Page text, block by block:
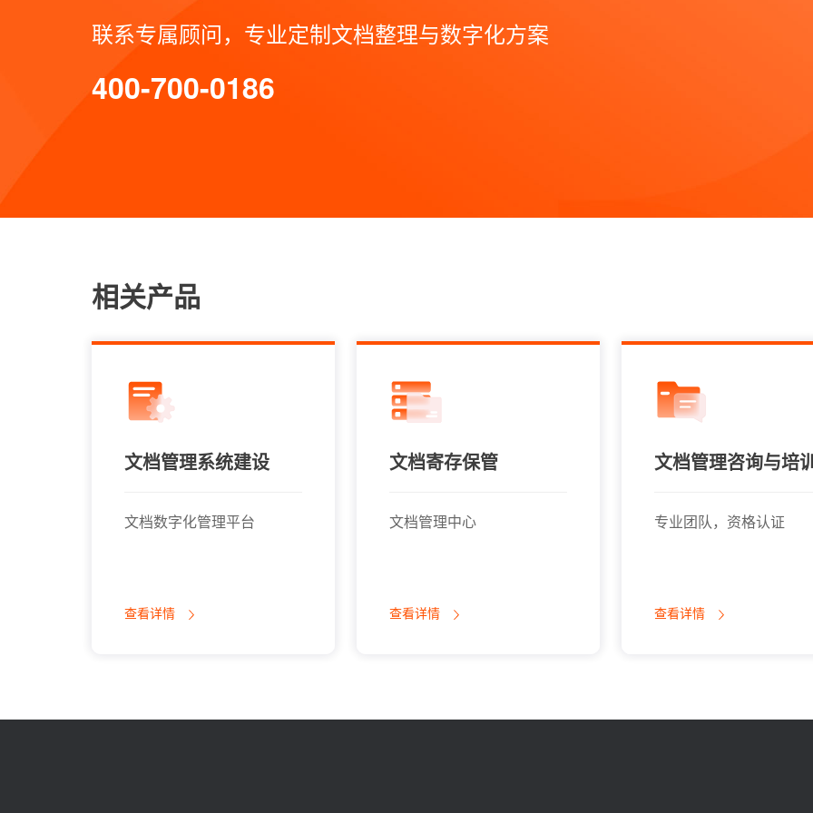
联系专属顾问，专业定制文档整理与数字化方案
400-700-0186
相关产品
文档管理系统建设
文档数字化管理平台
查看详情
文档寄存保管
文档管理中心
查看详情
文档管理咨询与培
专业团队，资格认证
查看详情